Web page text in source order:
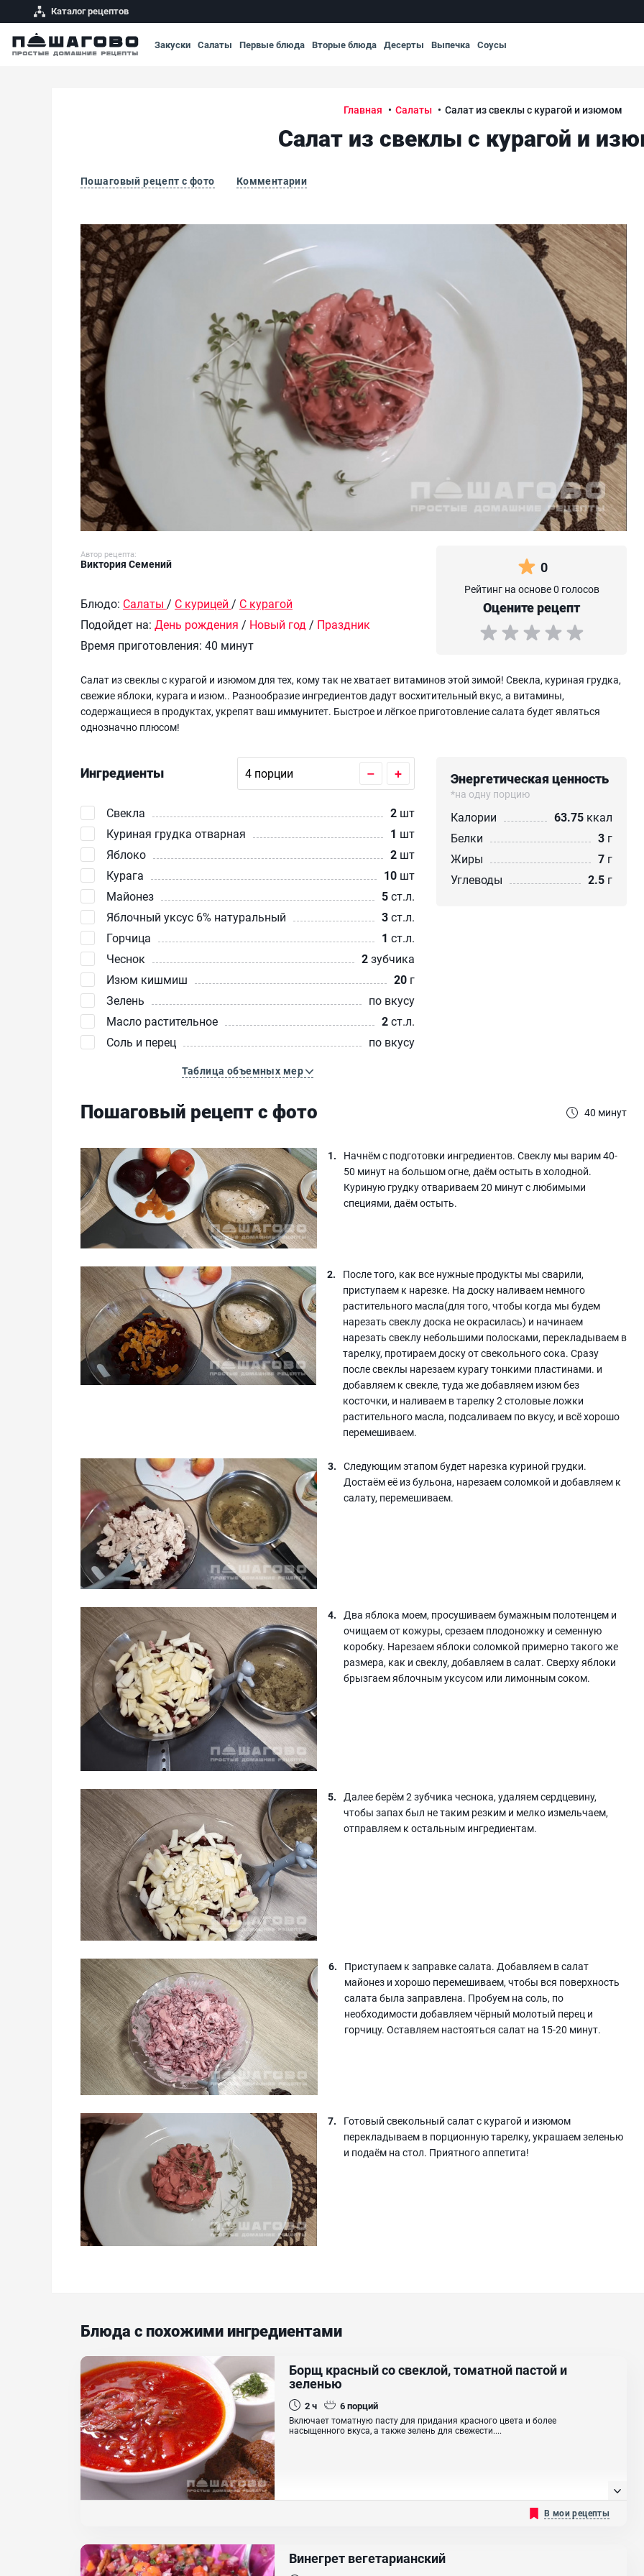
Каталог рецептов
Закуски Салаты Первые блюда Вторые блюда Десерты Выпечка Соусы
Главная Салаты Салат из свеклы с курагой и изюмом
Салат из свеклы с курагой и
Пошаговый рецепт с фото Комментарии
Салат из свеклы с курагой и изюмом
Автор рецепта:
Виктория Семений
Блюдо: Салаты / С курицей / С курагой
Подойдет на: День рождения / Новый год / Праздник
Время приготовления: 40 минут
0
Рейтинг на основе 0 голосов
Оцените рецепт
Салат из свеклы с курагой и изюмом для тех, кому так не хватает витаминов этой зимой! Свекла, куриная грудка,
свежие яблоки, курага и изюм.. Разнообразие ингредиентов дадут восхитительный вкус, а витамины,
содержащиеся в продуктах, укрепят ваш иммунитет. Быстрое и лёгкое приготовление салата будет являться
однозначно плюсом!
Ингредиенты – +
Свекла 2 шт
Куриная грудка отварная
1 шт
Яблоко
2 шт
Курага
10 шт
Майонез
5ст.л.
Яблочный уксус 6% натуральный
3ст.л.
Горчица
1 ст.л.
Чеснок
2зубчика
Изюм кишмиш
20 г
Зелень
по вкусу
Масло растительное
2ст.л.
Соль и перец
по вкусу
Таблица объемных мер
Энергетическая ценность
*на одну порцию
Калории 63.75 ккал
Белки
3 г
Жиры
7 г
Углеводы
2.5 г
Пошаговый рецепт с фото 40 минут
Начнём с подготовки ингредиентов. Свеклу мы варим 40-
50 минут на большом огне, даём остыть в холодной.
Куриную грудку отвариваем 20 минут с любимыми
специями, даём остыть.
После того, как все нужные продукты мы сварили,
приступаем к нарезке. На доску наливаем немного
растительного масла(для того, чтобы когда мы будем
нарезать свеклу доска не окрасилась) и начинаем
нарезать свеклу небольшими полосками, перекладываем в
тарелку, протираем доску от свекольного сока. Сразу
после свеклы нарезаем курагу тонкими пластинами. и
добавляем к свекле, туда же добавляем изюм без
косточки, и наливаем в тарелку 2 столовые ложки
растительного масла, подсаливаем по вкусу, и всё хорошо
перемешиваем.
Следующим этапом будет нарезка куриной грудки.
Достаём её из бульона, нарезаем соломкой и добавляем к
салату, перемешиваем.
Два яблока моем, просушиваем бумажным полотенцем и
очищаем от кожуры, срезаем плодоножку и семенную
коробку. Нарезаем яблоки соломкой примерно такого же
размера, как и свеклу, добавляем в салат. Сверху яблоки
брызгаем яблочным уксусом или лимонным соком.
Далее берём 2 зубчика чеснока, удаляем сердцевину,
чтобы запах был не таким резким и мелко измельчаем,
отправляем к остальным ингредиентам.
Приступаем к заправке салата. Добавляем в салат
майонез и хорошо перемешиваем, чтобы вся поверхность
салата была заправлена. Пробуем на соль, по
необходимости добавляем чёрный молотый перец и
горчицу. Оставляем настояться салат на 15-20 минут.
Готовый свекольный салат с курагой и изюмом
перекладываем в порционную тарелку, украшаем зеленью
и подаём на стол. Приятного аппетита!
Блюда с похожими ингредиентами
Борщ красный со свеклой, томатной пастой и
зеленью
2 ч 6порций
Включает томатную пасту для придания красного цвета и более
насыщенного вкуса, а также зелень для свежести....
В мои рецепты
Винегрет вегетарианский